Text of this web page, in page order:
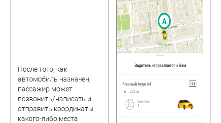
После того, как
автомобиль назначен,
пассажир может
позвонить/написать и
отправить координаты
какого-либо места